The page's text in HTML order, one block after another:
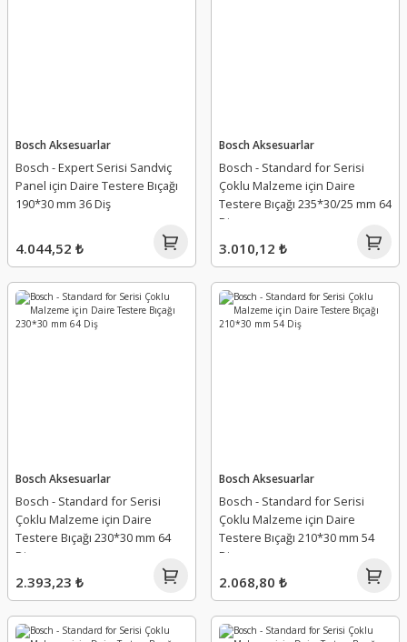
Bosch Aksesuarlar
Bosch - Expert Serisi Sandviç
Panel için Daire Testere Bıçağı
190*30 mm 36 Diş
4.044,52 ₺
Bosch Aksesuarlar
Bosch - Standard for Serisi
Çoklu Malzeme için Daire
Testere Bıçağı 235*30/25 mm 64
Diş
3.010,12 ₺
Bosch Aksesuarlar
Bosch - Standard for Serisi
Çoklu Malzeme için Daire
Testere Bıçağı 230*30 mm 64
Diş
2.393,23 ₺
Bosch Aksesuarlar
Bosch - Standard for Serisi
Çoklu Malzeme için Daire
Testere Bıçağı 210*30 mm 54
Diş
2.068,80 ₺